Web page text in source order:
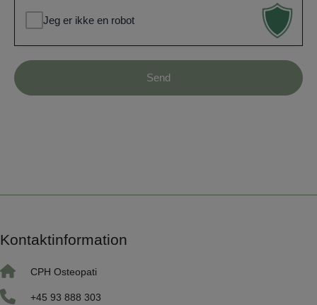
Jeg er ikke en robot
Kontaktinformation
CPH Osteopati
+45 93 888 303